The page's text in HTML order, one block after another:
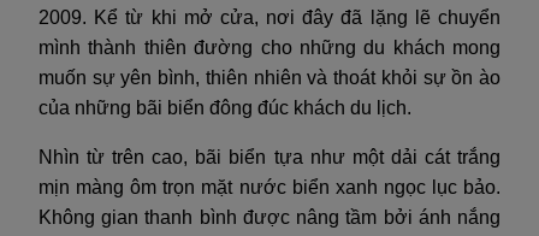
2009. Kể từ khi mở cửa, nơi đây đã lặng lẽ chuyển
mình thành thiên đường cho những du khách mong
muốn sự yên bình, thiên nhiên và thoát khỏi sự ồn ào
của những bãi biển đông đúc khách du lịch.
Nhìn từ trên cao, bãi biển tựa như một dải cát trắng
mịn màng ôm trọn mặt nước biển xanh ngọc lục bảo.
Không gian thanh bình được nâng tầm bởi ánh nắng